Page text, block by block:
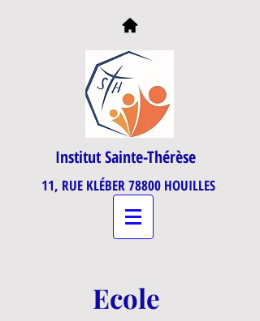
Institut Sainte-Thérèse
11, RUE KLÉBER 78800 HOUILLES
Ecole